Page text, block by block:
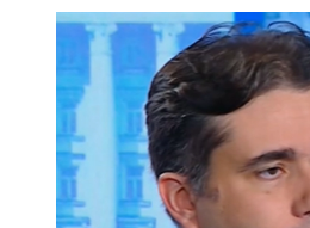
РАЗСЛЕДВАНЕ
БИЗНЕС
Управители:
Веселин
Василев,